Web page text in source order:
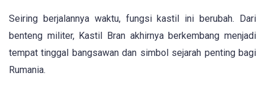
Seiring berjalannya waktu, fungsi kastil ini berubah. Dari
benteng militer, Kastil Bran akhirnya berkembang menjadi
tempat tinggal bangsawan dan simbol sejarah penting bagi
Rumania.